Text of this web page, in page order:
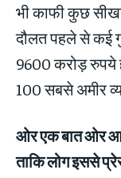
भी काफी कुछ
दौलत पहले से कई
9600 करोड़ रुपये
100 सबसे अमीर
ओर एक बात ओर आप
ताकि लोग इससे